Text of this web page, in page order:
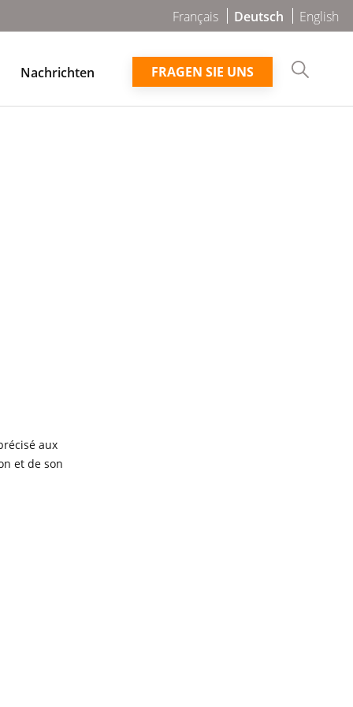
Français Deutsch English
Nachrichten FRAGEN SIE UNS
aux
et de son